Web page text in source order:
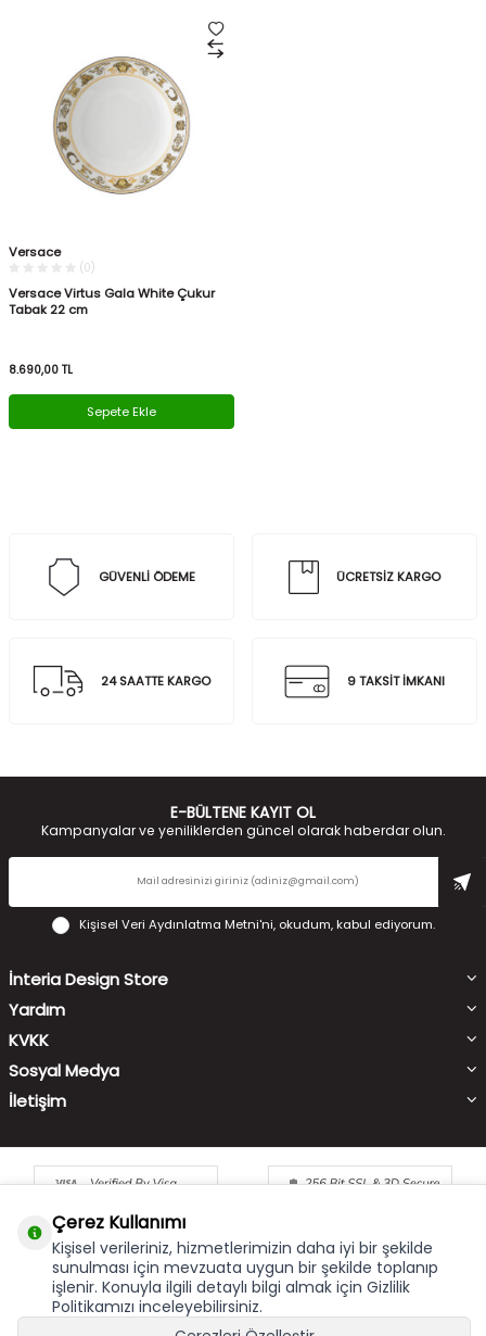
Versace
(0)
Versace Virtus Gala White Çukur
Tabak 22 cm
8.690,00 TL
Sepete Ekle
GÜVENLİ ÖDEME ÜCRETSİZ KARGO
24 SAATTE KARGO 9 TAKSİT İMKANI
E-BÜLTENE KAYIT OL
Kampanyalar ve yeniliklerden güncel olarak haberdar olun.
Kişisel Veri Aydınlatma Metni'ni, okudum, kabul ediyorum.
İnteria Design Store
Yardım
KVKK
Sosyal Medya
İletişim
Çerez Kullanımı
Bu site size en iyi alışveriş hizmetini sunabilmek için çerez
Çerez Kullanımı
Kişisel verileriniz, hizmetlerimizin daha iyi bir şekilde
sunulması için mevzuata uygun bir şekilde toplanıp
işlenir. Konuyla ilgili detaylı bilgi almak için Gizlilik
Politikamızı inceleyebilirsiniz.